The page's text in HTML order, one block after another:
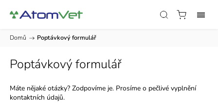
Domů / Poptávkový formulář
Poptávkový formulář
Máte nějaké otázky? Zodpovíme je. Prosíme o pečlivé vyplnění
kontaktních údajů.